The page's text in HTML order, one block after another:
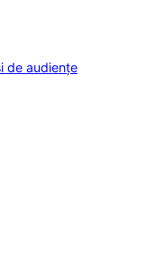
de audiențe